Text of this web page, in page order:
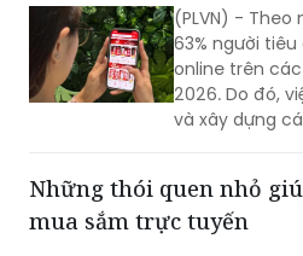
(PLVN) - Theo
63% người
online trên
2026. Do đó,
và xây dựng
Những thói quen nhỏ
mua sắm trực tuyến